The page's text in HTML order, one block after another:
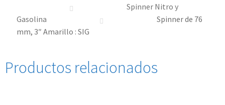
Spinner Nitro y
Gasolina
Spinner de 76
mm, 3″ Amarillo : SIG
Productos relacionados